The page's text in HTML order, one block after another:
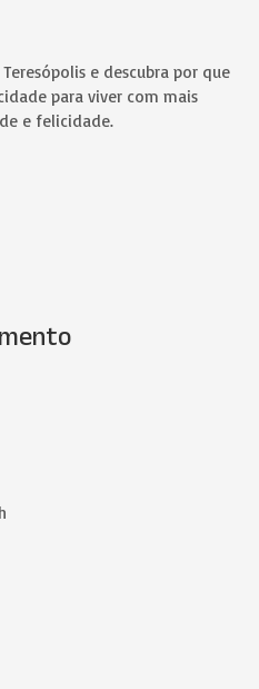
e descubra por que
para viver com mais
e felicidade.